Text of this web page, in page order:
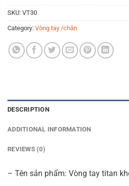
SKU: VT30
Category: Vòng tay /chân
DESCRIPTION
ADDITIONAL INFORMATION
REVIEWS (0)
– Tên sản phẩm: Vòng tay titan